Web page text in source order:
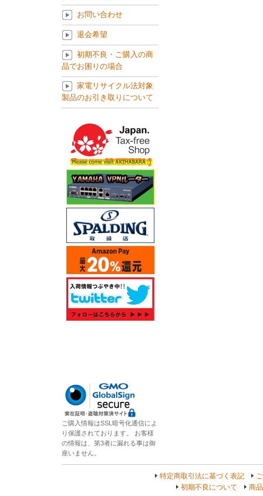
お問い合わせ
退会希望
初期不良・ご購入の商
品でお困りの場合
家電リサイクル法対象
製品のお引き取りについて
ご購入情報はSSL暗号化通信によ
り保護されております。 お客様
の情報は、第3者に漏れる事は御
座いません。
特定商取引法に基づく表記
初期不良について
商